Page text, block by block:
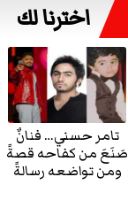
اخترنا لك
تامر حسني… فنانٌ
صَنَعَ من كفاحه قصةً
ومن تواضعه رسالةً